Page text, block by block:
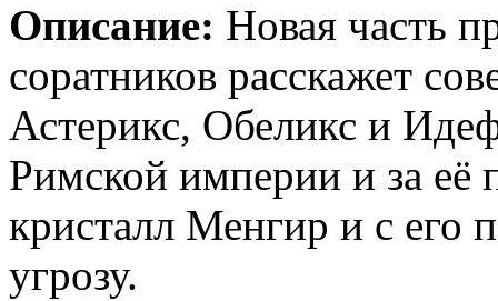
Описание: Новая часть
соратников расскажет
Астерикс, Обеликс и
Римской империи и за её
кристалл Менгир и с
угрозу.